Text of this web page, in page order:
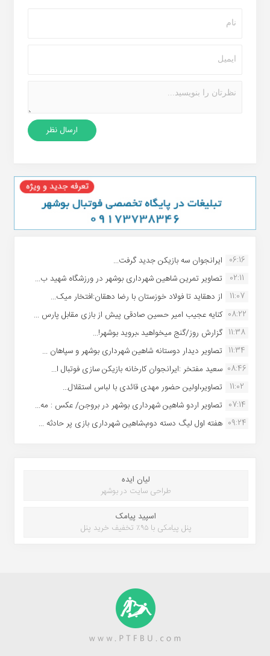
06:16 ایرانجوان سه بازیکن جدید گرفت...
02:11
تصاویر تمرین شاهین شهردارى بوشهر در ورزشگاه شهید ب...
11:07
از دهقاید تا فولاد خوزستان با رضا دهقان:افتخار میک...
08:22 کنایه عجیب امیر حسین صادقی پیش از بازی مقابل پارس ...
11:38 گزارش روز/گنج میخواهید ،بروید بوشهر!...
11:34 تصاویر دیدار دوستانه شاهین شهردارى بوشهر و سپاهان ...
08:46 سعید مفتخر :ایرانجوان کارخانه بازیکن سازی فوتبال ا...
11:02
تصاویر،اولین حضور مهدی قائدی با لباس استقلال...
07:14 تصاویر اردو شاهین شهرداری بوشهر در بروجن/ عکس : مه...
09:24 هفته اول لیگ دسته دوم،شاهین شهرداری بازی پر حادثه ...
لیان ایده
طراحی سایت در بوشهر
اسپید پیامک
پنل پیامکی با ۹۵٪ تخفیف خرید پنل